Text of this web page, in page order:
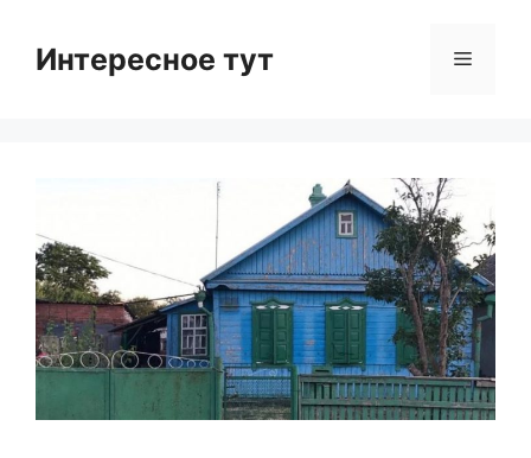
contentИнтересное тут Menu